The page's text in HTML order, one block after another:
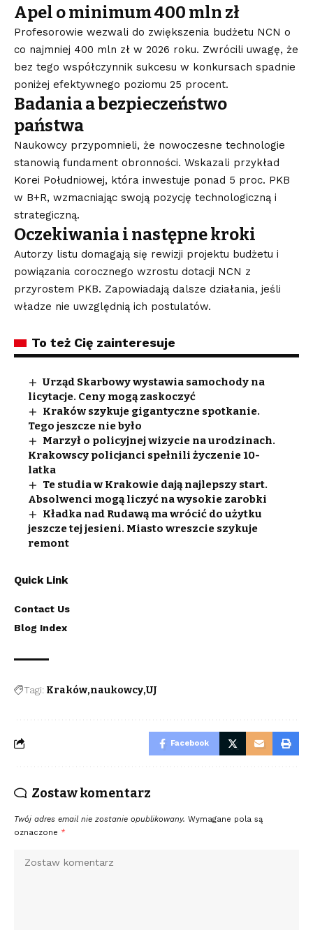
Apel o minimum 400 mln zł
Profesorowie wezwali do zwiększenia budżetu NCN o
co najmniej 400 mln zł w 2026 roku. Zwrócili uwagę, że
bez tego współczynnik sukcesu w konkursach spadnie
poniżej efektywnego poziomu 25 procent.
Badania a bezpieczeństwo
państwa
Naukowcy przypomnieli, że nowoczesne technologie
stanowią fundament obronności. Wskazali przykład
Korei Południowej, która inwestuje ponad 5 proc. PKB
w B+R, wzmacniając swoją pozycję technologiczną i
strategiczną.
Oczekiwania i następne kroki
Autorzy listu domagają się rewizji projektu budżetu i
powiązania corocznego wzrostu dotacji NCN z
przyrostem PKB. Zapowiadają dalsze działania, jeśli
władze nie uwzględnią ich postulatów.
To też Cię zainteresuje
Urząd Skarbowy wystawia samochody na
licytacje. Ceny mogą zaskoczyć
Kraków szykuje gigantyczne spotkanie.
Tego jeszcze nie było
Marzył o policyjnej wizycie na urodzinach.
Krakowscy policjanci spełnili życzenie 10-
latka
Te studia w Krakowie dają najlepszy start.
Absolwenci mogą liczyć na wysokie zarobki
Kładka nad Rudawą ma wrócić do użytku
jeszcze tej jesieni. Miasto wreszcie szykuje
remont
Quick Link
Contact Us
Blog Index
Tagi: Kraków naukowcy UJ
Facebook
Zostaw komentarz
Twój adres email nie zostanie opublikowany. Wymagane pola są
oznaczone *